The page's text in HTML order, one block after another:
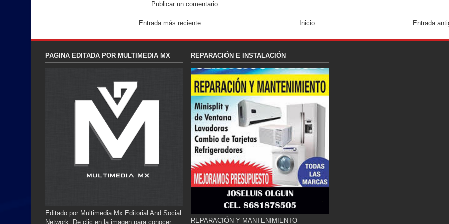
Publicar un comentario
Entrada más reciente Entrada
Inicio
PAGINA EDITADA POR MULTIMEDIA MX
Editado por Multimedia Mx Editorial And Social
Network. De clic en la imagen para conocer
REPARACIÓN E INSTALACIÓN
REPARACIÓN Y MANTENIMIENTO